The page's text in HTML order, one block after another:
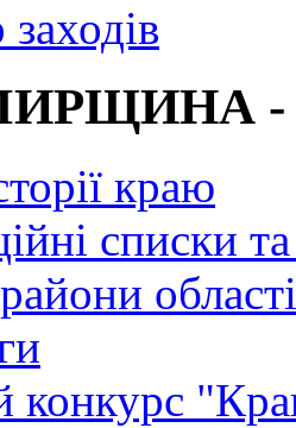
-
краю
списки
області
конкурс